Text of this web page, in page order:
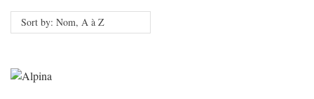
Sort by: Nom, A à Z